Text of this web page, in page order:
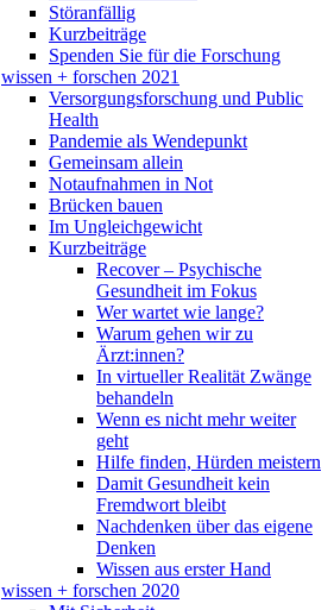
Störanfällig
Kurzbeiträge
Spenden Sie für die Forschung
wissen + forschen 2021
Versorgungsforschung und Public
Health
Pandemie als Wendepunkt
Gemeinsam allein
Notaufnahmen in Not
Brücken bauen
Im Ungleichgewicht
Kurzbeiträge
Recover – Psychische
Gesundheit im Fokus
Wer wartet wie lange?
Warum gehen wir zu
Ärzt:innen?
In virtueller Realität Zwänge
behandeln
Wenn es nicht mehr weiter
geht
Hilfe finden, Hürden meistern
Damit Gesundheit kein
Fremdwort bleibt
Nachdenken über das eigene
Denken
Wissen aus erster Hand
wissen + forschen 2020